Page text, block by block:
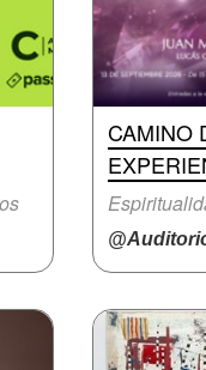
CAMINO